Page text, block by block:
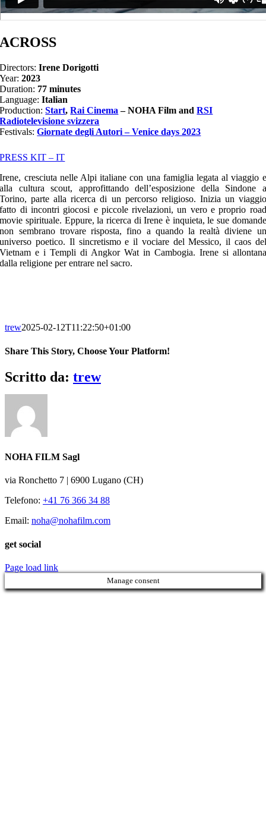
ACROSS
Directors:Irene Dorigotti
Year:2023
Duration: 77 minutes
Language:Italian
Production:Start,Rai Cinema – NOHA Film andRSI
Radiotelevisione svizzera
Festivals:Giornate degli Autori – Venice days 2023
PRESS KIT – IT
Irene, cresciuta nelle Alpi italiane con una famiglia legata al viaggio e
alla cultura scout, approfittando dell’esposizione della Sindone a
Torino, parte alla ricerca di un percorso religioso. Inizia un viaggio
fatto di incontri giocosi e piccole rivelazioni, un vero e proprio road
movie spirituale. Eppure, la ricerca di Irene è inquieta, le sue domande
non sembrano trovare risposta, fino a quando la realtà diviene un
universo poetico. Il sincretismo e il vociare del Messico, il caos del
Vietnam e i Templi di Angkor Wat in Cambogia. Irene si allontana
dalla religione per entrare nel sacro.
trew2025-02-12T11:22:50+01:00
Share This Story, Choose Your Platform!
Facebook
Twitter
Reddit
LinkedIn
WhatsApp
Tumblr
Pinterest
Vk
Xing
Email
Scritto da: trew
NOHA FILM Sagl
via Ronchetto 7 | 6900 Lugano (CH)
Telefono: +41 76 366 34 88
Email: noha@nohafilm.com
get social
Page load link
Manage consent
Torna